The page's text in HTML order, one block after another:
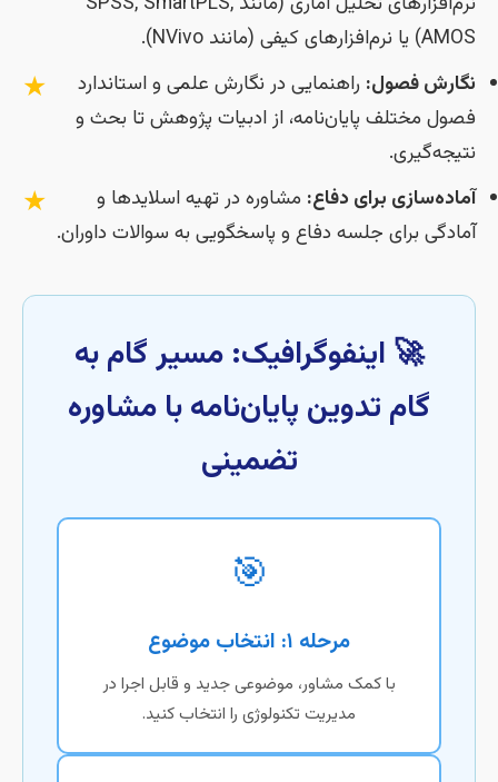
AMOS) یا نرم‌افزارهای کیفی (مانند NVivo).
★ نگارش فصول: راهنمایی در نگارش علمی و استاندارد
فصول مختلف پایان‌نامه، از ادبیات پژوهش تا بحث و
نتیجه‌گیری.
★ آماده‌سازی برای دفاع: مشاوره در تهیه اسلایدها و
آمادگی برای جلسه دفاع و پاسخگویی به سوالات داوران.
🚀 اینفوگرافیک: مسیر گام به
گام تدوین پایان‌نامه با مشاوره
تضمینی
🎯
مرحله ۱: انتخاب موضوع
با کمک مشاور، موضوعی جدید و قابل اجرا در
مدیریت تکنولوژی را انتخاب کنید.